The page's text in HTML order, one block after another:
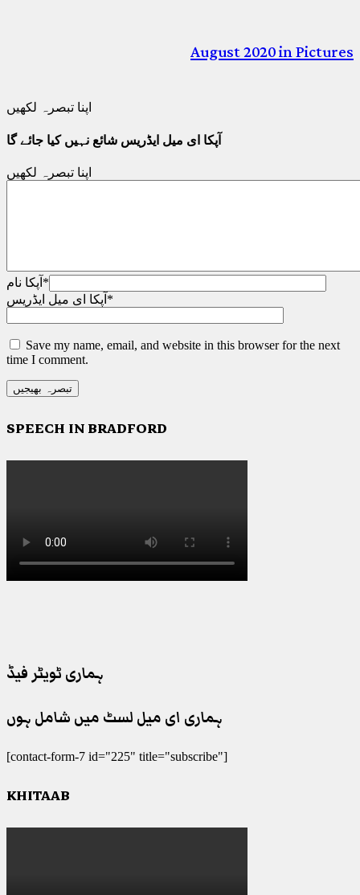
August 2020 in Pictures
اپنا تبصرہ لکھیں
آپکا ای میل ایڈریس شائع نہیں کیا جائے گا
اپنا تبصرہ لکھیں
آپکا نام *
آپکا ای میل ایڈریس *
Save my name, email, and website in this browser for the next
time I comment.
SPEECH IN BRADFORD
ہماری ٹویٹر فیڈ
ہماری ای میل لسٹ میں شامل ہوں
[contact-form-7 id="225" title="subscribe"]
KHITAAB